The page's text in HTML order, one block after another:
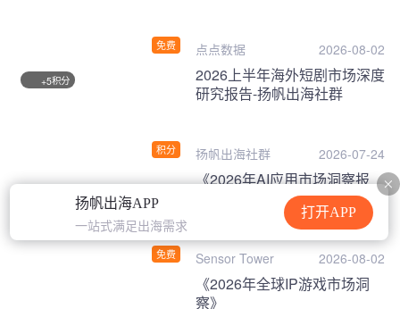
扬帆出海APP
一站式满足出海需求
打开APP
免费 点点数据 2026-08-02
+5积分
积分
2026上半年海外短剧市场深度
研究报告-扬帆出海社群
扬帆出海社群 2026-07-24
免费
《2026年AI应用市场洞察报
Sensor Tower 2026-08-02
《2026年全球IP游戏市场洞
察》